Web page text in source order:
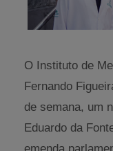
O Instituto de
Fernando
de semana, um
Eduardo da